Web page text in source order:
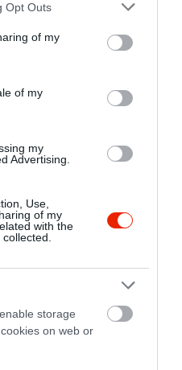
uses one or more Google
behaviour. You may click to
and its third-party tags to
purposes in below Google
Opt Outs
of my
of my
my
Advertising.
Use,
of my
with the
storage
on web or
rendeltünk